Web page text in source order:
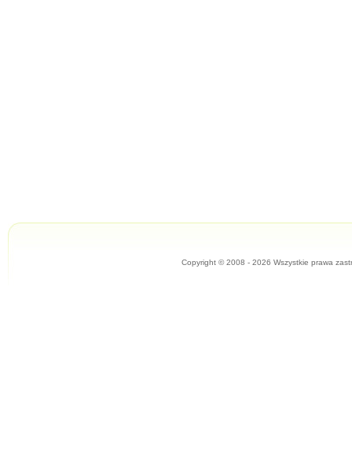
Copyright © 2008 - 2026 Wszystkie prawa